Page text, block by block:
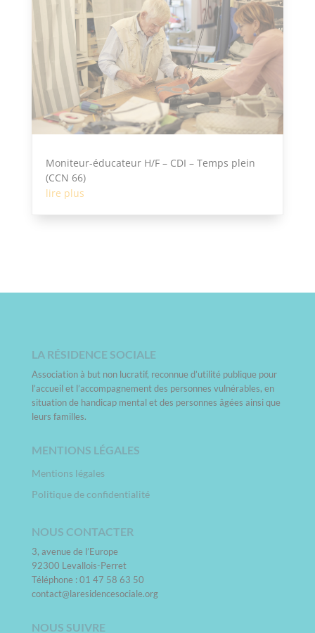
Moniteur-éducateur H/F – CDI – Temps plein
(CCN 66)
lire plus
LA RÉSIDENCE SOCIALE
Association à but non lucratif, reconnue d’utilité publique pour
l’accueil et l’accompagnement des personnes vulnérables, en
situation de handicap mental et des personnes âgées ainsi que
leurs familles.
MENTIONS LÉGALES
Mentions légales
Politique de confidentialité
NOUS CONTACTER
3, avenue de l’Europe
92300 Levallois-Perret
Téléphone : 01 47 58 63 50
contact@laresidencesociale.org
NOUS SUIVRE